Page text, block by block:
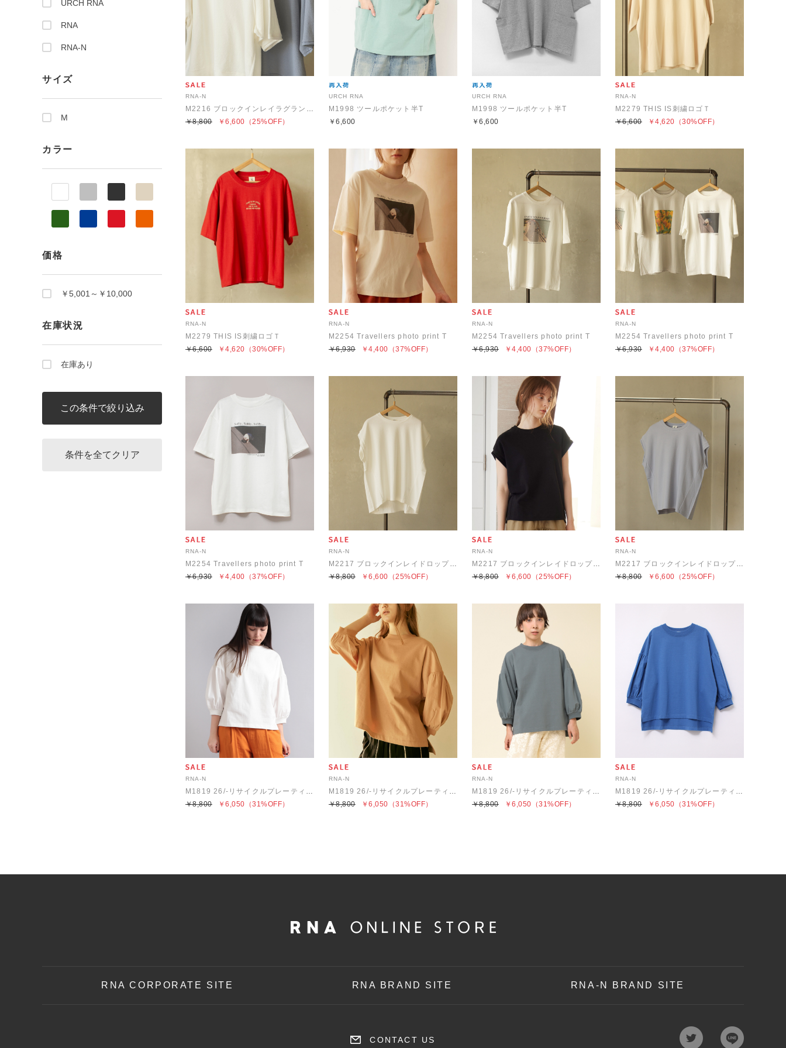
URCH RNA
RNA
RNA-N
サイズ
M
カラー
価格
￥5,001～￥10,000
在庫状況
在庫あり
RNA-N
M2216 ブロックインレイラグランプルオーバー
￥6,600
￥8,800 （25%OFF）
URCH RNA
M1998 ツールポケット半T
￥6,600
URCH RNA
M1998 ツールポケット半T
￥6,600
RNA-N
M2279 THIS IS刺繍ロゴＴ
￥4,620
￥6,600 （30%OFF）
RNA-N
M2279 THIS IS刺繍ロゴＴ
￥4,620
￥6,600 （30%OFF）
RNA-N
M2254 Travellers photo print T
￥4,400
￥6,930 （37%OFF）
RNA-N
M2254 Travellers photo print T
￥4,400
￥6,930 （37%OFF）
RNA-N
M2254 Travellers photo print T
￥4,400
￥6,930 （37%OFF）
RNA-N
M2254 Travellers photo print T
￥4,400
￥6,930 （37%OFF）
RNA-N
M2217 ブロックインレイドロップショルダープルオーバー
￥6,600
￥8,800 （25%OFF）
RNA-N
M2217 ブロックインレイドロップショルダープルオーバー
￥6,600
￥8,800 （25%OFF）
RNA-N
M2217 ブロックインレイドロップショルダープルオーバー
￥6,600
￥8,800 （25%OFF）
RNA-N
M1819 26/-リサイクルプレーティング布帛コンビプルオーバー
￥6,050
￥8,800 （31%OFF）
RNA-N
M1819 26/-リサイクルプレーティング布帛コンビプルオーバー
￥6,050
￥8,800 （31%OFF）
RNA-N
M1819 26/-リサイクルプレーティング布帛コンビプルオーバー
￥6,050
￥8,800 （31%OFF）
RNA-N
M1819 26/-リサイクルプレーティング布帛コンビプルオーバー
￥6,050
￥8,800 （31%OFF）
RNA CORPORATE SITE RNA BRAND SITE RNA-N BRAND SITE
CONTACT US